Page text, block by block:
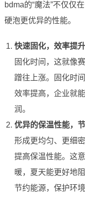
bdma的“魔法”不仅仅
硬泡更优异的性能。
快速固化，效率提升
固化时间，这就像
蹭往上涨。固化时
效率提高，企业就
润。
优异的保温性能，
形成更均匀、更细
提高保温性能。这
暖，夏天能更好地
节约能源，保护环境